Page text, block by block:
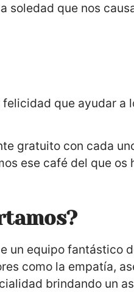
que nos
que ayudar a
gratuito con cada
ese café del que os
un equipo fantástico
como la empatía,
brindando un